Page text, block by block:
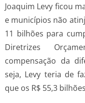
Joaquim Levy ficou
e municípios não
11 bilhões para
Diretrizes
compensação da
seja, Levy teria de
que os R$ 55,3